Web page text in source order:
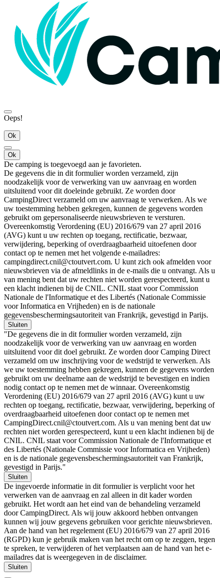
Oeps!
Ok
Ok
De camping is toegevoegd aan je favorieten.
De gegevens die in dit formulier worden verzameld, zijn
noodzakelijk voor de verwerking van uw aanvraag en worden
uitsluitend voor dit doeleinde gebruikt. Ze worden door
CampingDirect verzameld om uw aanvraag te verwerken. Als we
uw toestemming hebben gekregen, kunnen de gegevens worden
gebruikt om gepersonaliseerde nieuwsbrieven te versturen.
Overeenkomstig Verordening (EU) 2016/679 van 27 april 2016
(AVG) kunt u uw rechten op toegang, rectificatie, bezwaar,
verwijdering, beperking of overdraagbaarheid uitoefenen door
contact op te nemen met het volgende e-mailadres:
campingdirect.cnil@ctoutvert.com. U kunt zich ook afmelden voor
nieuwsbrieven via de afmeldlinks in de e-mails die u ontvangt. Als u
van mening bent dat uw rechten niet worden gerespecteerd, kunt u
een klacht indienen bij de CNIL. CNIL staat voor Commission
Nationale de l'Informatique et des Libertés (Nationale Commissie
voor Informatica en Vrijheden) en is de nationale
gegevensbeschermingsautoriteit van Frankrijk, gevestigd in Parijs.
Sluiten
"De gegevens die in dit formulier worden verzameld, zijn
noodzakelijk voor de verwerking van uw aanvraag en worden
uitsluitend voor dit doel gebruikt. Ze worden door Camping Direct
verzameld om uw inschrijving voor de wedstrijd te verwerken. Als
we uw toestemming hebben gekregen, kunnen de gegevens worden
gebruikt om uw deelname aan de wedstrijd te bevestigen en indien
nodig contact op te nemen met de winnaar. Overeenkomstig
Verordening (EU) 2016/679 van 27 april 2016 (AVG) kunt u uw
rechten op toegang, rectificatie, bezwaar, verwijdering, beperking of
overdraagbaarheid uitoefenen door contact op te nemen met
CampingDirect.cnil@ctoutvert.com. Als u van mening bent dat uw
rechten niet worden gerespecteerd, kunt u een klacht indienen bij de
CNIL. CNIL staat voor Commission Nationale de l'Informatique et
des Libertés (Nationale Commissie voor Informatica en Vrijheden)
en is de nationale gegevensbeschermingsautoriteit van Frankrijk,
gevestigd in Parijs."
Sluiten
De ingevoerde informatie in dit formulier is verplicht voor het
verwerken van de aanvraag en zal alleen in dit kader worden
gebruikt. Het wordt aan het eind van de behandeling verzameld
door CampingDirect. Als wij jouw akkoord hebben ontvangen
kunnen wij jouw gegevens gebruiken voor gerichte nieuwsbrieven.
Aan de hand van het regelement (EU) 2016/679 van 27 april 2016
(RGPD) kun je gebruik maken van het recht om op te zeggen, tegen
te spreken, te verwijderen of het verplaatsen aan de hand van het e-
mailadres dat is weergegeven in de disclaimer.
Sluiten